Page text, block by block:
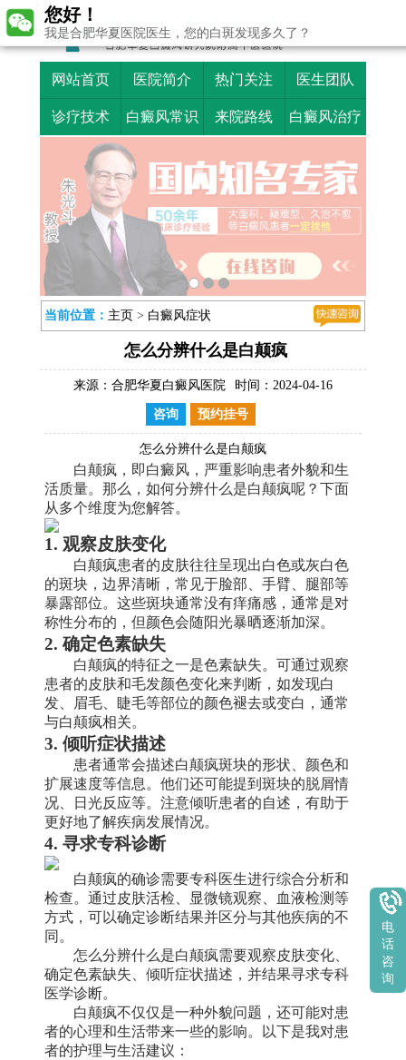
网站首页 医院简介 热门关注 医生团队
诊疗技术 白癜风常识 来院路线 白癜风治疗
当前位置： 主页 > 白癜风症状
怎么分辨什么是白颠疯
来源： 合肥华夏白癜风医院 时间：2024-04-16
咨询 预约挂号
怎么分辨什么是白颠疯
白颠疯，即白癜风，严重影响患者外貌和生
活质量。那么，如何分辨什么是白颠疯呢？下面
从多个维度为您解答。
1. 观察皮肤变化
白颠疯患者的皮肤往往呈现出白色或灰白色
的斑块，边界清晰，常见于脸部、手臂、腿部等
暴露部位。这些斑块通常没有痒痛感，通常是对
称性分布的，但颜色会随阳光暴晒逐渐加深。
2. 确定色素缺失
白颠疯的特征之一是色素缺失。可通过观察
患者的皮肤和毛发颜色变化来判断，如发现白
发、眉毛、睫毛等部位的颜色褪去或变白，通常
与白颠疯相关。
3. 倾听症状描述
患者通常会描述白颠疯斑块的形状、颜色和
扩展速度等信息。他们还可能提到斑块的脱屑情
况、日光反应等。注意倾听患者的自述，有助于
更好地了解疾病发展情况。
4. 寻求专科诊断
白颠疯的确诊需要专科医生进行综合分析和
检查。通过皮肤活检、显微镜观察、血液检测等
方式，可以确定诊断结果并区分与其他疾病的不
同。
怎么分辨什么是白颠疯需要观察皮肤变化、
确定色素缺失、倾听症状描述，并结果寻求专科
医学诊断。
白颠疯不仅仅是一种外貌问题，还可能对患
者的心理和生活带来一些的影响。以下是我对患
者的护理与生活建议：
您好！
我是合肥华夏医院医生，您的白斑发现多久了？
电
话
咨
询